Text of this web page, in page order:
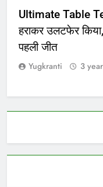
Ultimate Table
हराकर उलटफेर
पहली जीत
Yugkranti 3